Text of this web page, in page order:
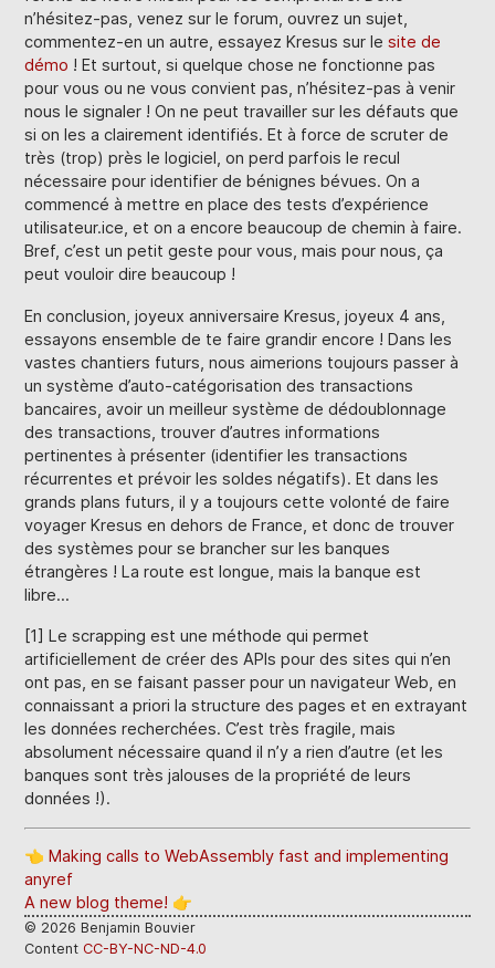
n’hésitez-pas, venez sur le forum, ouvrez un sujet,
commentez-en un autre, essayez Kresus sur lesite de
démo ! Et surtout, si quelque chose ne fonctionne pas
pour vous ou ne vous convient pas, n’hésitez-pas à venir
nous le signaler ! On ne peut travailler sur les défauts que
si on les a clairement identifiés. Et à force de scruter de
très (trop) près le logiciel, on perd parfois le recul
nécessaire pour identifier de bénignes bévues. On a
commencé à mettre en place des tests d’expérience
utilisateur.ice, et on a encore beaucoup de chemin à faire.
Bref, c’est un petit geste pour vous, mais pour nous, ça
peut vouloir dire beaucoup !
En conclusion, joyeux anniversaire Kresus, joyeux 4 ans,
essayons ensemble de te faire grandir encore ! Dans les
vastes chantiers futurs, nous aimerions toujours passer à
un système d’auto-catégorisation des transactions
bancaires, avoir un meilleur système de dédoublonnage
des transactions, trouver d’autres informations
pertinentes à présenter (identifier les transactions
récurrentes et prévoir les soldes négatifs). Et dans les
grands plans futurs, il y a toujours cette volonté de faire
voyager Kresus en dehors de France, et donc de trouver
des systèmes pour se brancher sur les banques
étrangères ! La route est longue, mais la banque est
libre…
[1] Le scrapping est une méthode qui permet
artificiellement de créer des APIs pour des sites qui n’en
ont pas, en se faisant passer pour un navigateur Web, en
connaissant a priori la structure des pages et en extrayant
les données recherchées. C’est très fragile, mais
absolument nécessaire quand il n’y a rien d’autre (et les
banques sont très jalouses de la propriété de leurs
données !).
👈 Making calls to WebAssembly fast and implementing
anyref
A new blog theme! 👉
© 2026Benjamin Bouvier
ContentCC-BY-NC-ND-4.0